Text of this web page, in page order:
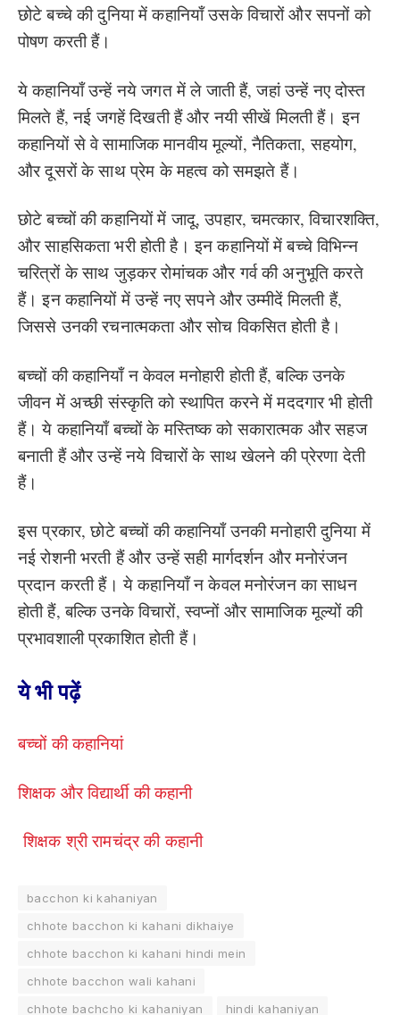
छोटे बच्चे की दुनिया में कहानियाँ उसके विचारों और सपनों को
पोषण करती हैं।
ये कहानियाँ उन्हें नये जगत में ले जाती हैं, जहां उन्हें नए दोस्त
मिलते हैं, नई जगहें दिखती हैं और नयी सीखें मिलती हैं। इन
कहानियों से वे सामाजिक मानवीय मूल्यों, नैतिकता, सहयोग,
और दूसरों के साथ प्रेम के महत्व को समझते हैं।
छोटे बच्चों की कहानियों में जादू, उपहार, चमत्कार, विचारशक्ति,
और साहसिकता भरी होती है। इन कहानियों में बच्चे विभिन्न
चरित्रों के साथ जुड़कर रोमांचक और गर्व की अनुभूति करते
हैं। इन कहानियों में उन्हें नए सपने और उम्मीदें मिलती हैं,
जिससे उनकी रचनात्मकता और सोच विकसित होती है।
बच्चों की कहानियाँ न केवल मनोहारी होती हैं, बल्कि उनके
जीवन में अच्छी संस्कृति को स्थापित करने में मददगार भी होती
हैं। ये कहानियाँ बच्चों के मस्तिष्क को सकारात्मक और सहज
बनाती हैं और उन्हें नये विचारों के साथ खेलने की प्रेरणा देती
हैं।
इस प्रकार, छोटे बच्चों की कहानियाँ उनकी मनोहारी दुनिया में
नई रोशनी भरती हैं और उन्हें सही मार्गदर्शन और मनोरंजन
प्रदान करती हैं। ये कहानियाँ न केवल मनोरंजन का साधन
होती हैं, बल्कि उनके विचारों, स्वप्नों और सामाजिक मूल्यों की
प्रभावशाली प्रकाशित होती हैं।
ये भी पढ़ें
बच्चों की कहानियां
शिक्षक और विद्यार्थी की कहानी
शिक्षक श्री रामचंद्र की कहानी
bacchon ki kahaniyan
chhote bacchon ki kahani dikhaiye
chhote bacchon ki kahani hindi mein
chhote bacchon wali kahani
chhote bachcho ki kahaniyan
hindi kahaniyan